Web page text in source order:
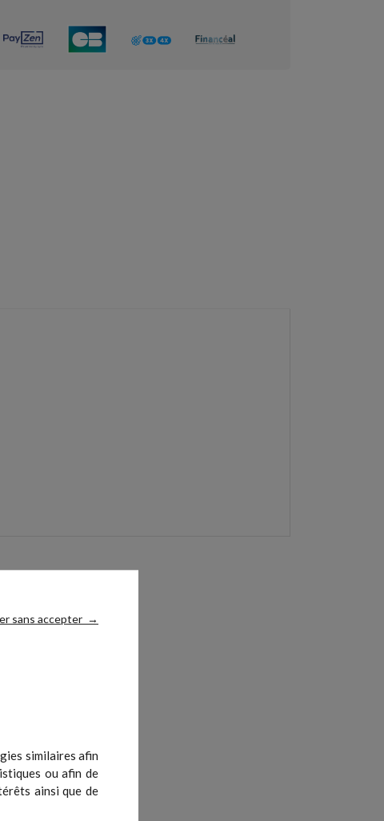
sans accepter →
similaires afin
ou afin de
ainsi que de